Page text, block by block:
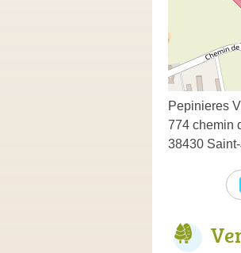
Pepinieres
774 chemin
38430